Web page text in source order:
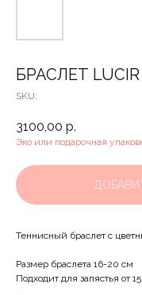
БРАСЛЕТ LUCIR
SKU:
3100,00 р.
Эко или подарочная
Теннисный браслет с
Размер браслета 16-20 см
Подходит для запястья от